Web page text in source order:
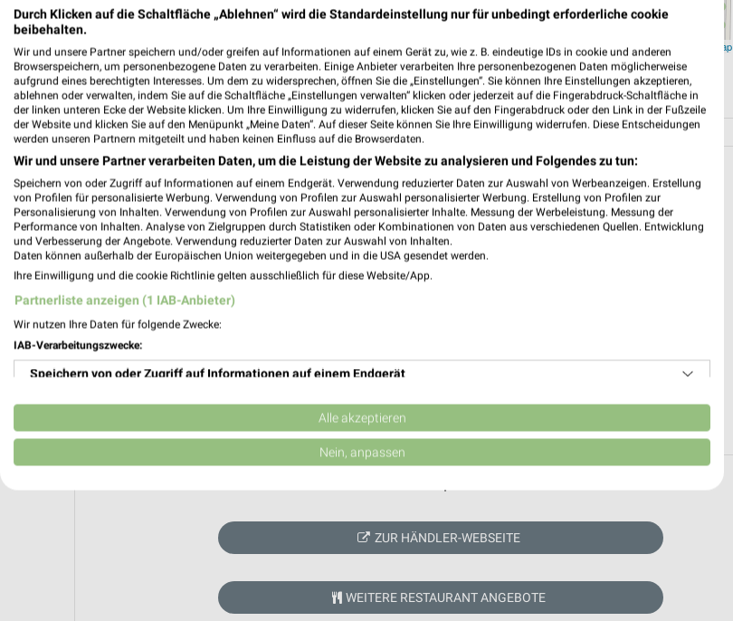
Leaflet |©OpenStreetMap
ÖPNV ANZEIGEN LADESÄULEN ANZEIGEN NAVIGATION MIT GOOGLE/IOS MAPS
ZUR HÄNDLER-WEBSEITE
WEITERE RESTAURANT ANGEBOTE
Durch Klicken auf die Schaltfläche „Ablehnen“ wird die Standardeinstellung nur für unbedingt erforderliche cookie
beibehalten.
Wir und unsere Partner speichern und/oder greifen auf Informationen auf einem Gerät zu, wie z. B. eindeutige IDs in cookie und anderen
Browserspeichern, um personenbezogene Daten zu verarbeiten. Einige Anbieter verarbeiten Ihre personenbezogenen Daten möglicherweise
aufgrund eines berechtigten Interesses. Um dem zu widersprechen, öffnen Sie die „Einstellungen“. Sie können Ihre Einstellungen akzeptieren,
ablehnen oder verwalten, indem Sie auf die Schaltfläche „Einstellungen verwalten“ klicken oder jederzeit auf die Fingerabdruck-Schaltfläche in
der linken unteren Ecke der Website klicken. Um Ihre Einwilligung zu widerrufen, klicken Sie auf den Fingerabdruck oder den Link in der Fußzeile
der Website und klicken Sie auf den Menüpunkt „Meine Daten“. Auf dieser Seite können Sie Ihre Einwilligung widerrufen. Diese Entscheidungen
werden unseren Partnern mitgeteilt und haben keinen Einfluss auf die Browserdaten.
Wir und unsere Partner verarbeiten Daten, um die Leistung der Website zu analysieren und Folgendes zu tun:
Speichern von oder Zugriff auf Informationen auf einem Endgerät. Verwendung reduzierter Daten zur Auswahl von Werbeanzeigen. Erstellung
von Profilen für personalisierte Werbung. Verwendung von Profilen zur Auswahl personalisierter Werbung. Erstellung von Profilen zur
Personalisierung von Inhalten. Verwendung von Profilen zur Auswahl personalisierter Inhalte. Messung der Werbeleistung. Messung der
Performance von Inhalten. Analyse von Zielgruppen durch Statistiken oder Kombinationen von Daten aus verschiedenen Quellen. Entwicklung
und Verbesserung der Angebote. Verwendung reduzierter Daten zur Auswahl von Inhalten.
Daten können außerhalb der Europäischen Union weitergegeben und in die USA gesendet werden.
Ihre Einwilligung und die cookie Richtlinie gelten ausschließlich für diese Website/App.
Partnerliste anzeigen (1 IAB-Anbieter)
Wir nutzen Ihre Daten für folgende Zwecke:
IAB-Verarbeitungszwecke:
Speichern von oder Zugriff auf Informationen auf einem Endgerät
Verwendung reduzierter Daten zur Auswahl von Werbeanzeigen
Erstellung von Profilen für personalisierte Werbung
Erstellung von Profilen zur Personalisierung von Inhalten
Verwendung von Profilen zur Auswahl personalisierter Inhalte
Alle akzeptieren
Nein, anpassen